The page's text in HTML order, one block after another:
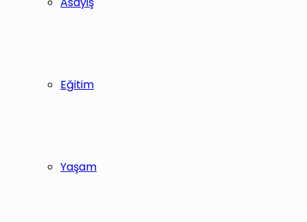
Eğitim
Yaşam